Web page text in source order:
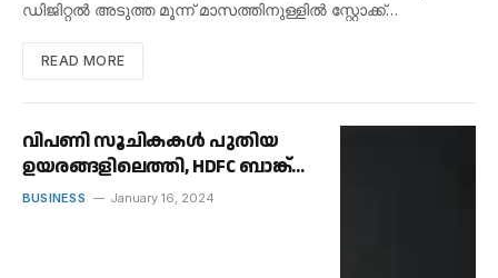
ഡിജിറ്റൽ അടുത്ത മൂന്ന് മാസത്തിനുള്ളിൽ സ്റ്റോക്ക്…
READ MORE
വിപണി സൂചികകൾ പുതിയ
ഉയരങ്ങളിലെത്തി, HDFC ബാങ്ക്
ഫലങ്ങൾ കാത്തിരിക്കുന്നു.
BUSINESS January 16, 2024